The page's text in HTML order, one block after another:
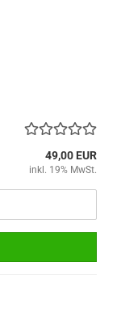
49,00 EUR
inkl. 19% MwSt.